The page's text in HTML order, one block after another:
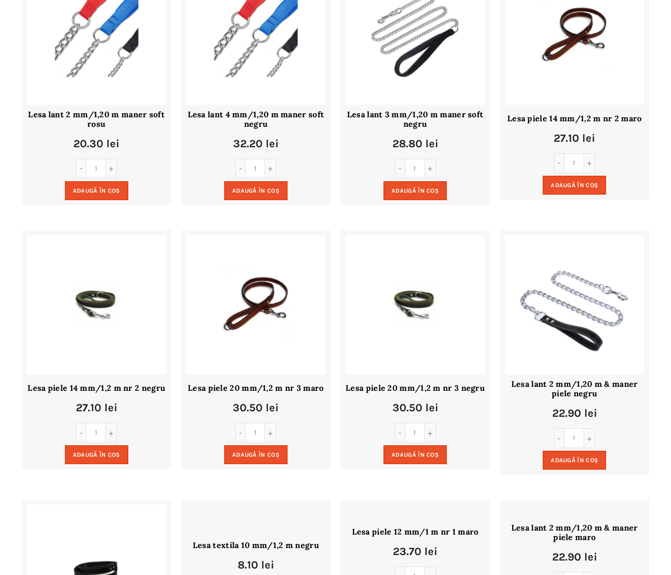
Lesa lant 2 mm/1,20 m maner soft
rosu
20.30 lei
ADAUGĂ ÎN COȘ
Lesa lant 4 mm/1,20 m maner soft
negru
32.20 lei
ADAUGĂ ÎN COȘ
Lesa lant 3 mm/1,20 m maner soft
negru
28.80 lei
ADAUGĂ ÎN COȘ
Lesa piele 14 mm/1,2 m nr 2 maro
27.10 lei
ADAUGĂ ÎN COȘ
Lesa piele 14 mm/1,2 m nr 2 negru
27.10 lei
ADAUGĂ ÎN COȘ
Lesa piele 20 mm/1,2 m nr 3 maro
30.50 lei
ADAUGĂ ÎN COȘ
Lesa piele 20 mm/1,2 m nr 3 negru
30.50 lei
ADAUGĂ ÎN COȘ
Lesa lant 2 mm/1,20 m & maner
piele negru
22.90 lei
ADAUGĂ ÎN COȘ
Lesa textila 10 mm/1,2 m negru
8.10 lei
Lesa piele 12 mm/1 m nr 1 maro
23.70 lei
Lesa lant 2 mm/1,20 m & maner
piele maro
22.90 lei